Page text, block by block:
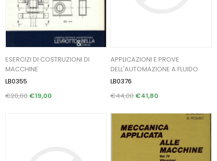
ESERCIZI DI COSTRUZIONI DI
MACCHINE
LB0355
€20,00 €19,00
APPLICAZIONI E PROVE
DELL'AUTOMAZIONE A FLUIDO
LB0376
€44,00€41,80